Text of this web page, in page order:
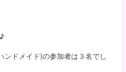
ンドメイド)の参加者は３名でし